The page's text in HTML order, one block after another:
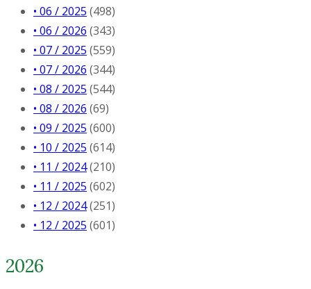
• 06 / 2025 (498)
• 06 / 2026 (343)
• 07 / 2025 (559)
• 07 / 2026 (344)
• 08 / 2025 (544)
• 08 / 2026 (69)
• 09 / 2025 (600)
• 10 / 2025 (614)
• 11 / 2024(210)
• 11 / 2025 (602)
• 12 / 2024(251)
• 12 / 2025 (601)
2026